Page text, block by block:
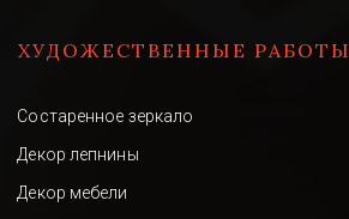
ХУДОЖЕСТВЕННЫЕ РАБОТЫ
Состаренное зеркало
Декор лепнины
Декор мебели